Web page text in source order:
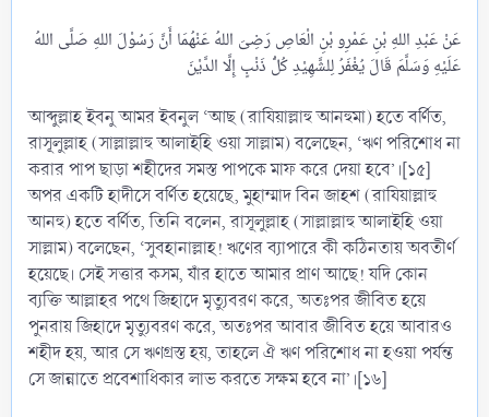
عَنْ عَبْدِ اللهِ بْنِ عَمْرِو بْنِ الْعَاصِ رَضِىَ اللهُ عَنْهُمَا أَنَّ رَسُوْلَ اللهِ صَلَّى اللهُ
আব্দুল্লাহ ইবনু আমর ইবনুল ‘আছ (রাযিয়াল্লাহু আনহুমা) হতে বর্ণিত,
রাসূলুল্লাহ (সাল্লাল্লাহু আলাইহি ওয়া সাল্লাম) বলেছেন, ‘ঋণ পরিশোধ না
করার পাপ ছাড়া শহীদের সমস্ত পাপকে মাফ করে দেয়া হবে’।[১৫]
অপর একটি হাদীসে বর্ণিত হয়েছে, মুহাম্মাদ বিন জাহশ (রাযিয়াল্লাহু
আনহু) হতে বর্ণিত, তিনি বলেন, রাসূলুল্লাহ (সাল্লাল্লাহু আলাইহি ওয়া
সাল্লাম) বলেছেন, ‘সুবহানাল্লাহ! ঋণের ব্যাপারে কী কঠিনতায় অবতীর্ণ
হয়েছে। সেই সত্তার কসম, যাঁর হাতে আমার প্রাণ আছে! যদি কোন
ব্যক্তি আল্লাহর পথে জিহাদে মৃত্যুবরণ করে, অতঃপর জীবিত হয়ে
পুনরায় জিহাদে মৃত্যুবরণ করে, অতঃপর আবার জীবিত হয়ে আবারও
শহীদ হয়, আর সে ঋণগ্রস্ত হয়, তাহলে ঐ ঋণ পরিশোধ না হওয়া পর্যন্ত
সে জান্নাতে প্রবেশাধিকার লাভ করতে সক্ষম হবে না’।[১৬]